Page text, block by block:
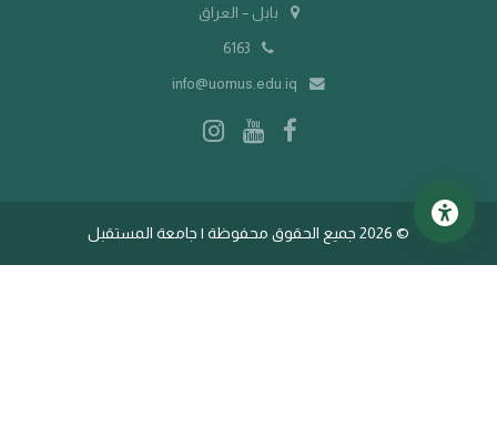
بابل – العراق
info@uomus.edu.iq
© 2026 جميع الحقوق محفوظة | جامعة المستقبل